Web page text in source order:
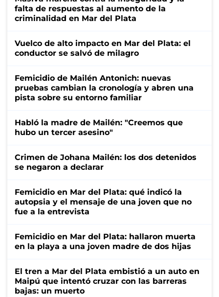
falta de respuestas al aumento de la
criminalidad en Mar del Plata
Vuelco de alto impacto en Mar del Plata: el
conductor se salvó de milagro
Femicidio de Mailén Antonich: nuevas
pruebas cambian la cronología y abren una
pista sobre su entorno familiar
Habló la madre de Mailén: "Creemos que
hubo un tercer asesino"
Crimen de Johana Mailén: los dos detenidos
se negaron a declarar
Femicidio en Mar del Plata: qué indicó la
autopsia y el mensaje de una joven que no
fue a la entrevista
Femicidio en Mar del Plata: hallaron muerta
en la playa a una joven madre de dos hijas
El tren a Mar del Plata embistió a un auto en
Maipú que intentó cruzar con las barreras
bajas: un muerto